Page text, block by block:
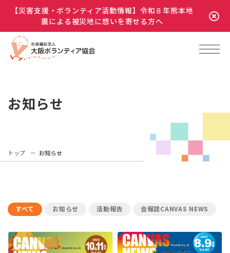
【災害支援・ボランティア活動情報】令和８年熊本地
震による被災地に想いを寄せる方へ
お知らせ
トップ お知らせ
すべて お知らせ 活動報告 会報誌CANVAS NEWS